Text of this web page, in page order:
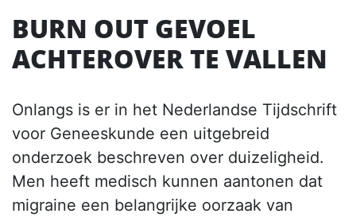
BURN OUT GEVOEL
ACHTEROVER TE VALLEN
Onlangs is er in het Nederlandse Tijdschrift
voor Geneeskunde een uitgebreid
onderzoek beschreven over duizeligheid.
Men heeft medisch kunnen aantonen dat
migraine een belangrijke oorzaak van